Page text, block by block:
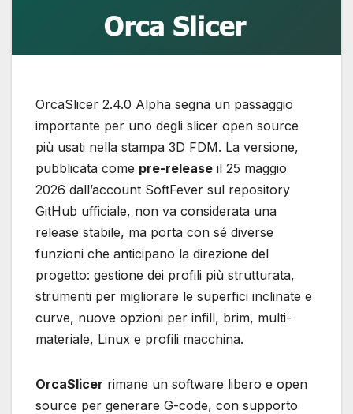
OrcaSlicer 2.4.0 Alpha segna un passaggio
importante per uno degli slicer open source
più usati nella stampa 3D FDM. La versione,
pubblicata come pre-release il 25 maggio
2026 dall’account SoftFever sul repository
GitHub ufficiale, non va considerata una
release stabile, ma porta con sé diverse
funzioni che anticipano la direzione del
progetto: gestione dei profili più strutturata,
strumenti per migliorare le superfici inclinate e
curve, nuove opzioni per infill, brim, multi-
materiale, Linux e profili macchina.
OrcaSlicer rimane un software libero e open
source per generare G-code, con supporto